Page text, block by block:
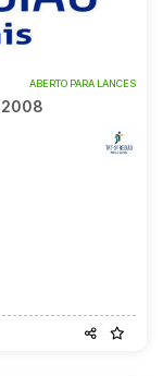
ABERTO PARA LANCES
2008